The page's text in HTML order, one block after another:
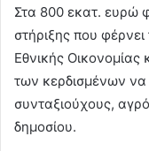
Στα 800 εκατ. ευρώ
στήριξης που φέρνει
Εθνικής
των κερδισμένων να
συνταξιούχους,
δημοσίου.